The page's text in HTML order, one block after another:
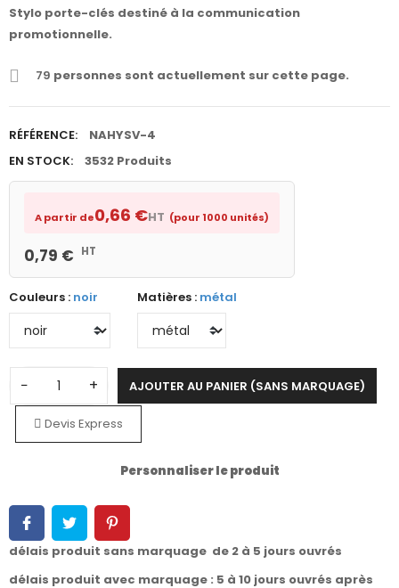
Stylo porte-clés destiné à la communication
promotionnelle.
79 personnes sont actuellement sur cette page.
RÉFÉRENCE:
NAHYSV-4
EN STOCK:
3532 Produits
A partir de0,66 €HT (pour 1000 unités)
0,79 € HT
Couleurs : noir Matières : métal
− + AJOUTER AU PANIER (SANS MARQUAGE)
Devis Express
Personnaliser le produit
délais produit sans marquage de 2 à 5 jours ouvrés
délais produit avec marquage : 5 à 10 jours ouvrés après